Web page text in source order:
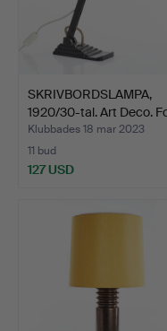
SKRIVBORDSLAMPA,
1920/30-tal. Art Deco.
Klubbades 18 mar 2023
11 bud
127 USD